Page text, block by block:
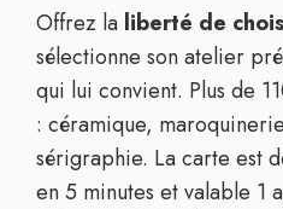
Offrez la liberté de
sélectionne son atelier
qui lui convient. Plus de
: céramique,
sérigraphie. La carte est
en 5 minutes et valable 1